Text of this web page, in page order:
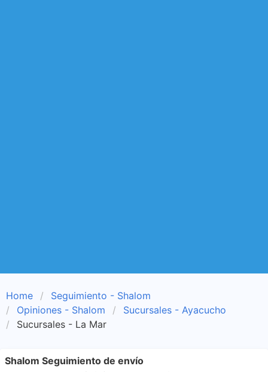
Home
Seguimiento - Shalom
Opiniones - Shalom
Sucursales - Ayacucho
Sucursales - La Mar
Shalom Seguimiento de envío